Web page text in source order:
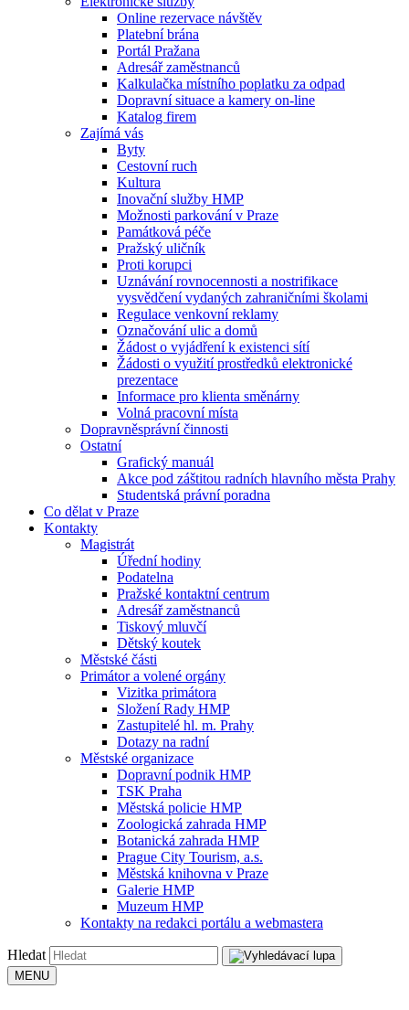
Online rezervace návštěv
Platební brána
Portál Pražana
Adresář zaměstnanců
Kalkulačka místního poplatku za odpad
Dopravní situace a kamery on-line
Katalog firem
Zajímá vás
Byty
Cestovní ruch
Kultura
Inovační služby HMP
Možnosti parkování v Praze
Památková péče
Pražský uličník
Proti korupci
Uznávání rovnocennosti a nostrifikace
vysvědčení vydaných zahraničními školami
Regulace venkovní reklamy
Označování ulic a domů
Žádost o vyjádření k existenci sítí
Žádosti o využití prostředků elektronické
prezentace
Informace pro klienta směnárny
Volná pracovní místa
Dopravněsprávní činnosti
Ostatní
Grafický manuál
Akce pod záštitou radních hlavního města Prahy
Studentská právní poradna
Co dělat v Praze
Kontakty
Magistrát
Úřední hodiny
Podatelna
Pražské kontaktní centrum
Adresář zaměstnanců
Tiskový mluvčí
Dětský koutek
Městské části
Primátor a volené orgány
Vizitka primátora
Složení Rady HMP
Zastupitelé hl. m. Prahy
Dotazy na radní
Městské organizace
Dopravní podnik HMP
TSK Praha
Městská policie HMP
Zoologická zahrada HMP
Botanická zahrada HMP
Prague City Tourism, a.s.
Městská knihovna v Praze
Galerie HMP
Muzeum HMP
Kontakty na redakci portálu a webmastera
Hledat
MENU